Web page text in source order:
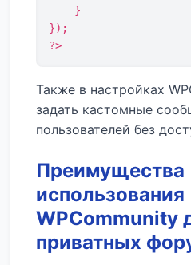
    }
});
?>
Также в настройках
задать кастомные
пользователей без
Преимущества
использования
WPCommunity
приватных